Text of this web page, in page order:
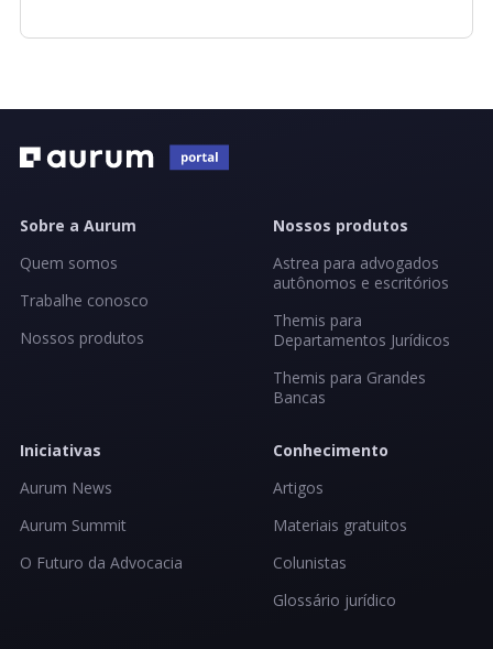
Sobre a Aurum
Quem somos
Trabalhe conosco
Nossos produtos
Nossos produtos
Astrea para advogados
autônomos e escritórios
Themis para
Departamentos Jurídicos
Themis para Grandes
Bancas
Iniciativas
Aurum News
Aurum Summit
O Futuro da Advocacia
Conhecimento
Artigos
Materiais gratuitos
Colunistas
Glossário jurídico